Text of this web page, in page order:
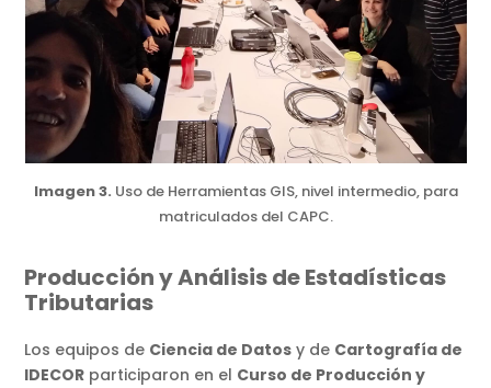
Imagen 3. Uso de Herramientas GIS, nivel intermedio, para
matriculados del CAPC.
Producción y Análisis de Estadísticas
Tributarias
Los equipos de Ciencia de Datos y de Cartografía de
IDECOR participaron en el Curso de Producción y